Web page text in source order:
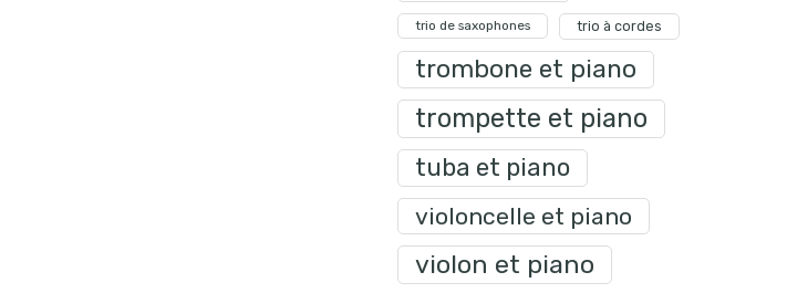
trio de saxophones trio à cordes
trombone et piano
trompette et piano
tuba et piano
violoncelle et piano
violon et piano